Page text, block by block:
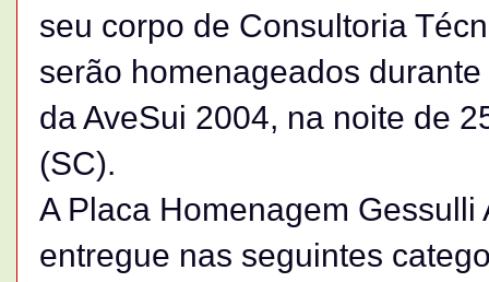
seu corpo de Consultoria
serão homenageados
da AveSui 2004, na noite de
(SC).
A Placa Homenagem
entregue nas seguintes